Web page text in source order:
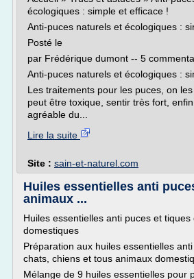
écologiques : simple et efficace !
Anti-puces naturels et écologiques :
Posté le
par Frédérique dumont -- 5
Anti-puces naturels et écologiques :
Les traitements pour les puces, on
peut être toxique, sentir très fort,
agréable du...
Lire la suite
Site : sain-et-naturel.com
Huiles essentielles anti
animaux ...
Huiles essentielles anti puces et tiques
domestiques
Préparation aux huiles essentielles
chats, chiens et tous animaux
Mélange de 9 huiles essentielles pour